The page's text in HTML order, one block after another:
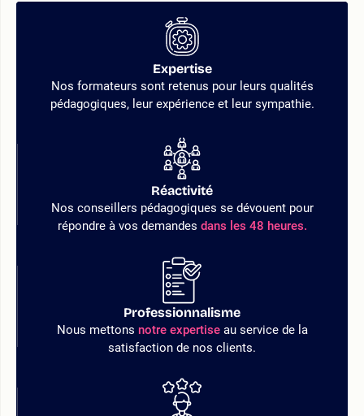
Expertise
Nos formateurs sont retenus pour leurs qualités
pédagogiques, leur expérience et leur sympathie.
Réactivité
Nos conseillers pédagogiques se dévouent pour
répondre à vos demandes dans les 48 heures.
Professionnalisme
Nous mettons notre expertiseau service de la
satisfaction de nos clients.